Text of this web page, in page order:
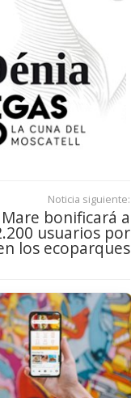
Noticia siguiente:
bonificará a
usuarios por
los ecoparques